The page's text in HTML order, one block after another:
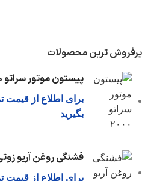
پرفروش ترین محصولات
پیستون موتور سراتو 2000 اصلی
برای اطلاع از قیمت
بگیرید
فشنگی روغن آریو
برای اطلاع از قیمت